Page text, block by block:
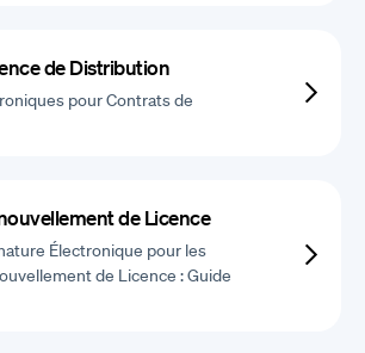
de Distribution
pour Contrats de
de Licence
Électronique pour les
de Licence : Guide